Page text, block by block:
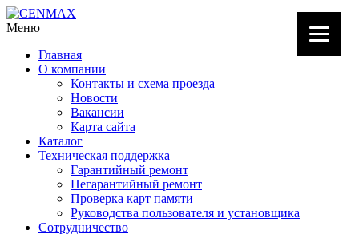
Меню
Главная
О компании
Контакты и схема проезда
Новости
Вакансии
Карта сайта
Каталог
Техническая поддержка
Гарантийный ремонт
Негарантийный ремонт
Проверка карт памяти
Руководства пользователя и установщика
Сотрудничество